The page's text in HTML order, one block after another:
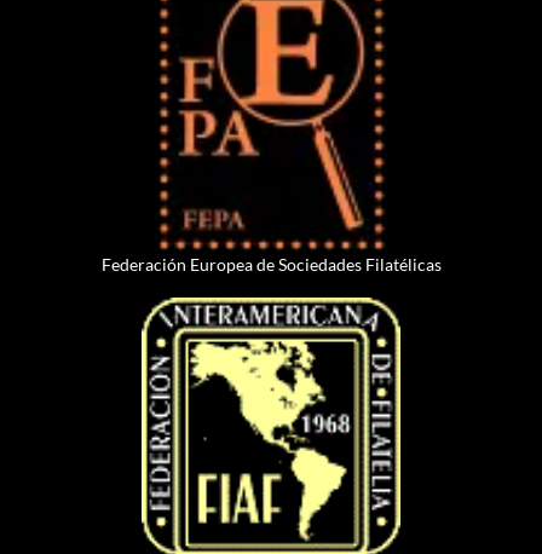
Federación Europea de Sociedades Filatélicas